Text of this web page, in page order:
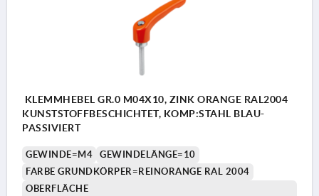
KLEMMHEBEL GR.0 M04X10, ZINK ORANGE RAL2004
KUNSTSTOFFBESCHICHTET, KOMP:STAHL BLAU-
PASSIVIERT
GEWINDE=M4
GEWINDELÄNGE=10
FARBE GRUNDKÖRPER=REINORANGE RAL 2004
OBERFLÄCHE